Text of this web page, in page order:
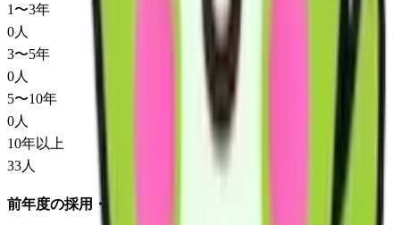
1〜3年
0人
3〜5年
0人
5〜10年
0人
10年以上
33人
前年度の採用・退職